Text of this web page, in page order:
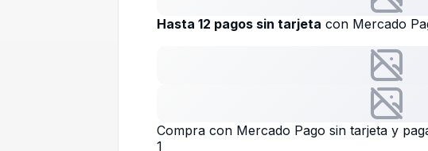
Hasta 12 pagos sin tarjeta con Mercado
Compra con Mercado Pago sin tarjeta y
1